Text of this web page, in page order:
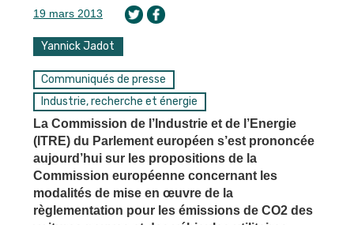
19 mars 2013
Yannick Jadot
Communiqués de presse
Industrie, recherche et énergie
La Commission de l’Industrie et de l’Energie
(ITRE) du Parlement européen s’est prononcée
aujourd’hui sur les propositions de la
Commission européenne concernant les
modalités de mise en œuvre de la
règlementation pour les émissions de CO2 des